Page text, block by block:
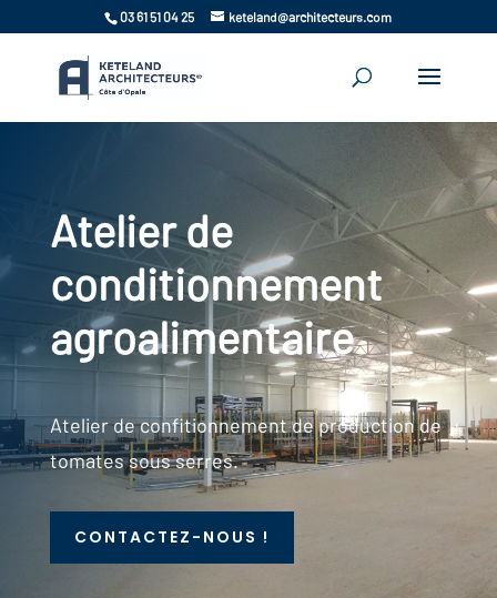
03 61 51 04 25 keteland@architecteurs.com
Atelier de
conditionnement
agroalimentaire
Atelier de confitionnement de production de
tomates sous serres.
CONTACTEZ-NOUS !